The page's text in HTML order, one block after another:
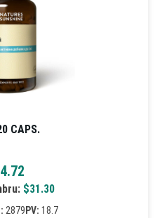
CAPS.
$31.30
2879 PV: 18.7